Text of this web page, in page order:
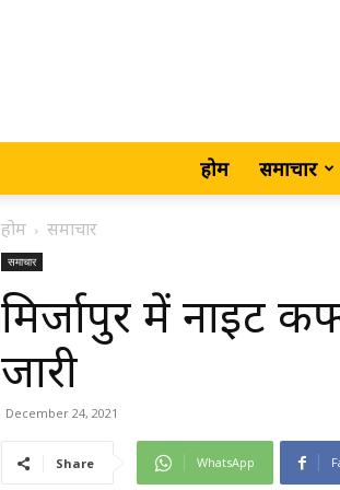
होम समाचार
होम समाचार
समाचार
मिर्जापुर में नाइट
जारी
December 24, 2021
Share WhatsApp